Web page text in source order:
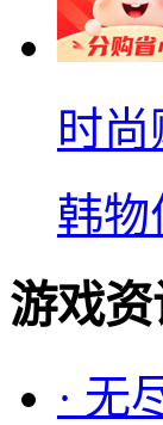
时尚
韩物
游戏
· 无